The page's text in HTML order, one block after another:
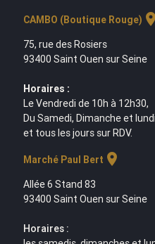
CAMBO (Boutique Rouge) location_on
75, rue des Rosiers
93400 Saint Ouen sur Seine
Horaires :
Le Vendredi de 10h à 12h30,
Du Samedi, Dimanche et
et tous les jours sur RDV.
Marché Paul Bert location_on
Allée 6 Stand 83
93400 Saint Ouen sur Seine
Horaires :